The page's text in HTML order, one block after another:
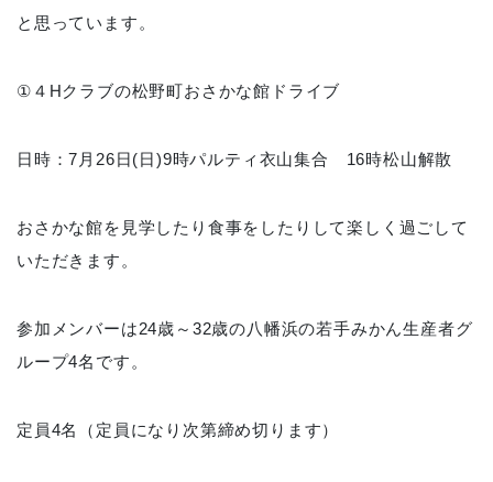
と思っています。
①４Hクラブの松野町おさかな館ドライブ
日時：7月26日(日)9時パルティ衣山集合 16時松山解散
おさかな館を見学したり食事をしたりして楽しく過ごして
いただきます。
参加メンバーは24歳～32歳の八幡浜の若手みかん生産者グ
ループ4名です。
定員4名（定員になり次第締め切ります）